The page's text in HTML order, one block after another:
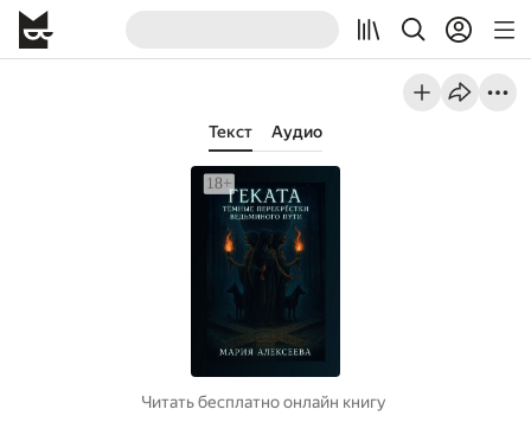
Текст Аудио
Читать бесплатно онлайн книгу